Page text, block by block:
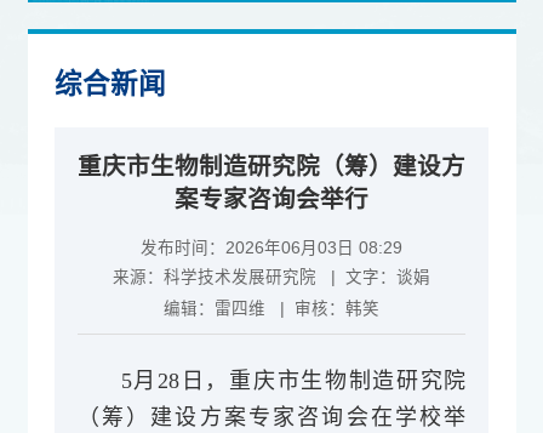
综合新闻
重庆市生物制造研究院（筹）建设方
案专家咨询会举行
发布时间：2026年06月03日 08:29
来源： 科学技术发展研究院 | 文字： 谈娟
编辑： 雷四维 | 审核： 韩笑
5月28日，重庆市生物制造研究院
（筹）建设方案专家咨询会在学校举